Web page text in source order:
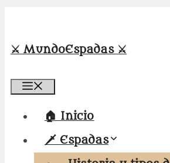
⚔️ MundoEspadas ⚔️
🏠 Inicio
🗡️ Espadas